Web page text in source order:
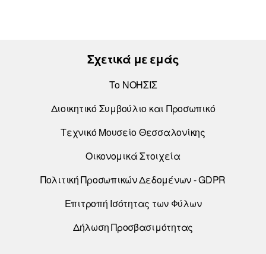
Σχετικά με εμάς
Το ΝΟΗΣΙΣ
Διοικητικό Συμβούλιο και Προσωπικό
Τεχνικό Μουσείο Θεσσαλονίκης
Οικονομικά Στοιχεία
Πολιτική Προσωπικών Δεδομένων - GDPR
Επιτροπή Ισότητας των Φύλων
Δήλωση Προσβασιμότητας